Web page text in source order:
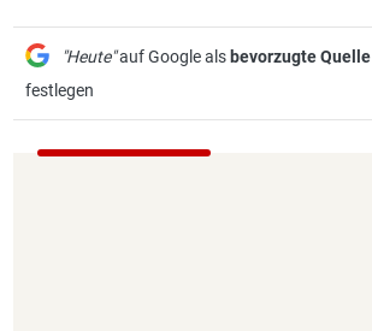
"Heute"auf Google als bevorzugte Quelle
festlegen